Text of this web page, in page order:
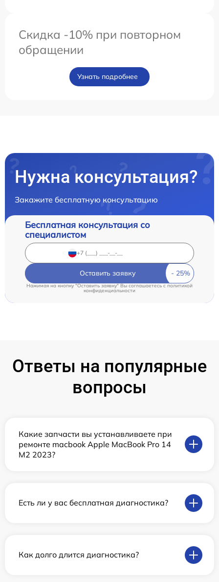
Скидка -10% при повторном
обращении
Узнать подробнее
Нужна консультация?
Закажите бесплатную консультацию
Бесплатная консультация со
специалистом
Оставить заявку
Нажимая на кнопку "Оставить заявку" Вы соглашаетесь cполитикой
конфиденциальности
Ответы на популярные
вопросы
Какие запчасти вы устанавливаете при
ремонте macbook Apple MacBook Pro 14
M2 2023?
Есть ли у вас бесплатная диагностика?
Как долго длится диагностика?